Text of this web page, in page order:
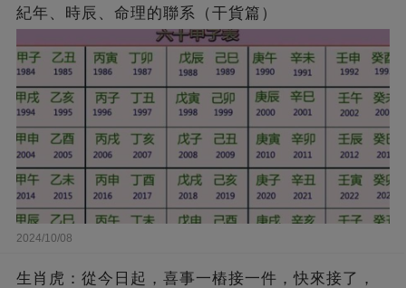
紀年、時辰、命理的聯系（干貨篇）
2024/10/08
生肖虎：從今日起，喜事一樁接一件，快來接了，